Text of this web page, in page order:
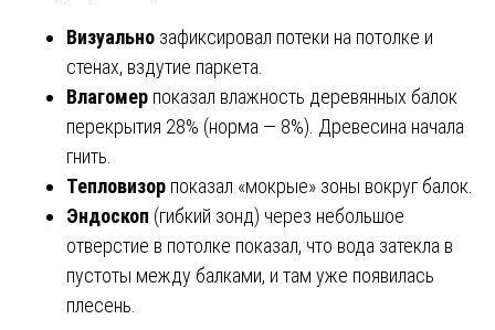
Визуально зафиксировал потеки на потолке и
стенах, вздутие паркета.
Влагомер показал влажность деревянных балок
перекрытия 28% (норма — 8%). Древесина начала
гнить.
Тепловизор показал «мокрые» зоны вокруг балок.
Эндоскоп (гибкий зонд) через небольшое
отверстие в потолке показал, что вода затекла в
пустоты между балками, и там уже появилась
плесень.